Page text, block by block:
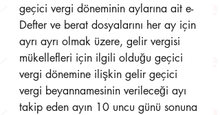
geçici vergi döneminin aylarına ait e-
Defter ve berat dosyalarını her ay için
ayrı ayrı olmak üzere, gelir vergisi
mükellefleri için ilgili olduğu geçici
vergi dönemine ilişkin gelir geçici
vergi beyannamesinin verileceği ayı
takip eden ayın 10 uncu günü sonuna